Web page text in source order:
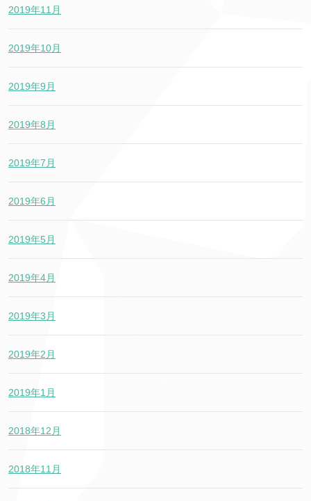
2019年11月
2019年10月
2019年9月
2019年8月
2019年7月
2019年6月
2019年5月
2019年4月
2019年3月
2019年2月
2019年1月
2018年12月
2018年11月